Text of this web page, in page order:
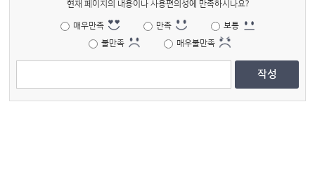
현재 페이지의 내용이나 사용편의성에 만족하시나요?
매우만족 만족
보통
불만족
매우불만족
작성